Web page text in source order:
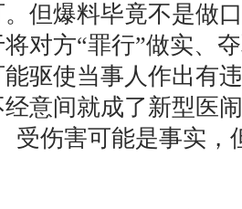
但爆料毕竟不是做
对方“罪行”做实、
驱使当事人作出有
意间就成了新型医
受伤害可能是事实，